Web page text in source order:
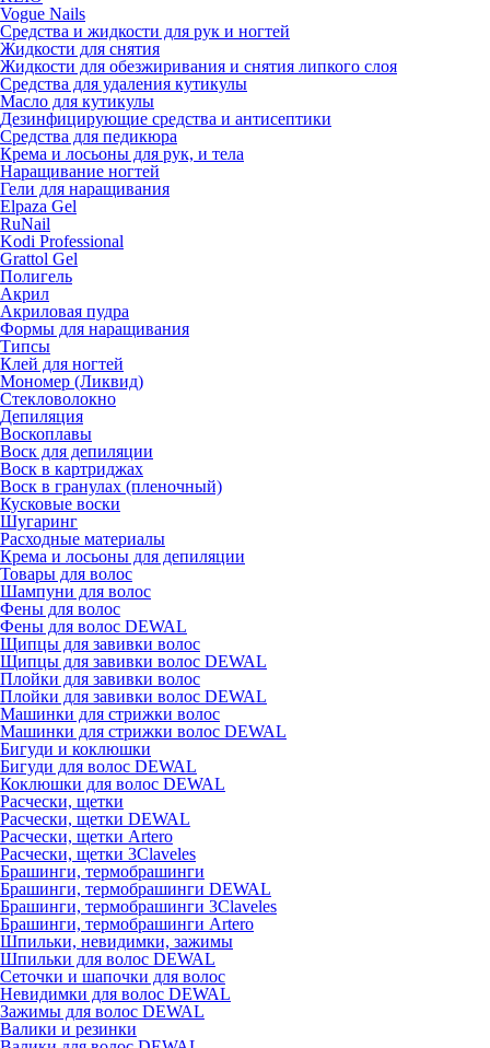
Vogue Nails
Средства и жидкости для рук и ногтей
Жидкости для снятия
Жидкости для обезжиривания и снятия липкого слоя
Средства для удаления кутикулы
Масло для кутикулы
Дезинфицирующие средства и антисептики
Средства для педикюра
Крема и лосьоны для рук, и тела
Наращивание ногтей
Гели для наращивания
Elpaza Gel
RuNail
Kodi Professional
Grattol Gel
Полигель
Акрил
Акриловая пудра
Формы для наращивания
Типсы
Клей для ногтей
Мономер (Ликвид)
Стекловолокно
Депиляция
Воскоплавы
Воск для депиляции
Воск в картриджах
Воск в гранулах (пленочный)
Кусковые воски
Шугаринг
Расходные материалы
Крема и лосьоны для депиляции
Товары для волос
Шампуни для волос
Фены для волос
Фены для волос DEWAL
Щипцы для завивки волос
Щипцы для завивки волос DEWAL
Плойки для завивки волос
Плойки для завивки волос DEWAL
Машинки для стрижки волос
Машинки для стрижки волос DEWAL
Бигуди и коклюшки
Бигуди для волос DEWAL
Коклюшки для волос DEWAL
Расчески, щетки
Расчески, щетки DEWAL
Расчески, щетки Artero
Расчески, щетки 3Claveles
Брашинги, термобрашинги
Брашинги, термобрашинги DEWAL
Брашинги, термобрашинги 3Claveles
Брашинги, термобрашинги Artero
Шпильки, невидимки, зажимы
Шпильки для волос DEWAL
Сеточки и шапочки для волос
Невидимки для волос DEWAL
Зажимы для волос DEWAL
Валики и резинки